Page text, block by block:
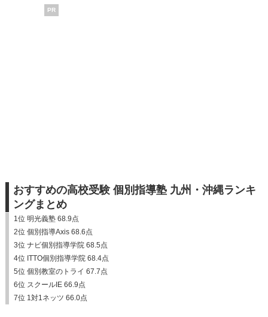
PR
おすすめの高校受験 個別指導塾 九州・沖縄ランキ
ングまとめ
1位 明光義塾 68.9点
2位 個別指導Axis 68.6点
3位 ナビ個別指導学院 68.5点
4位 ITTO個別指導学院 68.4点
5位 個別教室のトライ 67.7点
6位 スクールIE 66.9点
7位 1対1ネッツ 66.0点